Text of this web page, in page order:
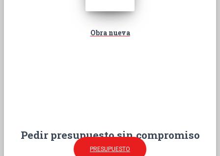
Obra nueva
Pedir presupuesto sin compromiso
PRESUPUESTO